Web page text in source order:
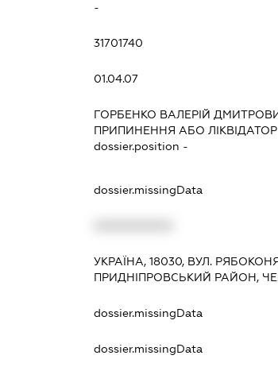
-
31701740
01.04.07
ГОРБЕНКО ВАЛЕРІЙ
ПРИПИНЕННЯ АБО ЛІКВІДАТОР
dossier.position -
dossier.missingData
УКРАЇНА, 18030, ВУЛ.
ПРИДНІПРОВСЬКИЙ РАЙОН,
dossier.missingData
dossier.missingData